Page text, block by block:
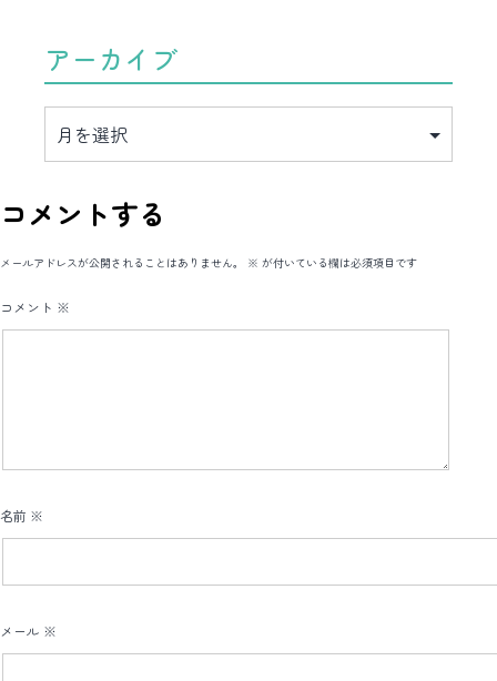
アーカイブ
イ
コメントする
メールアドレスが公開されることはありません。 ※ が付いている欄は必須項目です
コメント ※
名前 ※
メール ※